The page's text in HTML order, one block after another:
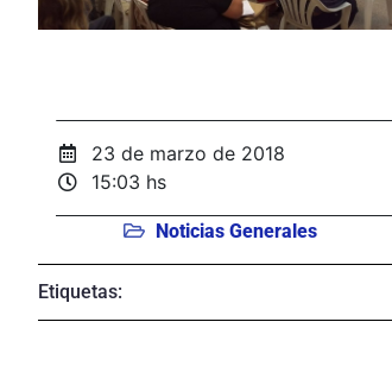
23 de marzo de 2018
15:03 hs
Noticias Generales
Etiquetas: